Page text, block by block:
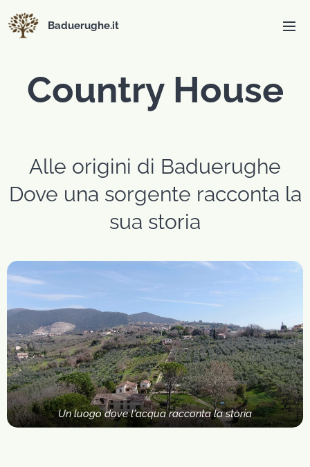
Baduerughe.it
Country House
Alle origini di Baduerughe
Dove una sorgente racconta la
sua storia
Un luogo dove l'acqua racconta la storia